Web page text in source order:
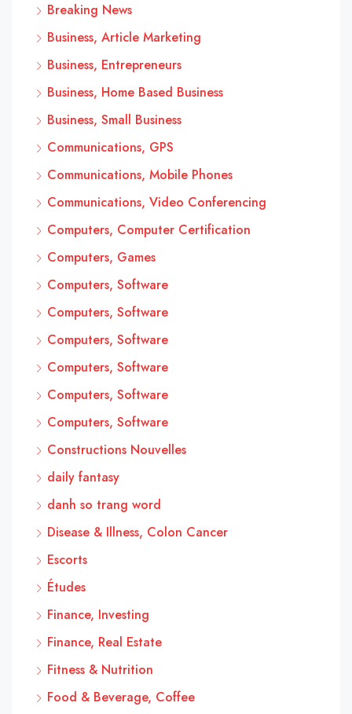
Breaking News
Business, Article Marketing
Business, Entrepreneurs
Business, Home Based Business
Business, Small Business
Communications, GPS
Communications, Mobile Phones
Communications, Video Conferencing
Computers, Computer Certification
Computers, Games
Computers, Software
Computers, Software
Computers, Software
Computers, Software
Computers, Software
Computers, Software
Constructions Nouvelles
daily fantasy
danh so trang word
Disease & Illness, Colon Cancer
Escorts
Études
Finance, Investing
Finance, Real Estate
Fitness & Nutrition
Food & Beverage, Coffee